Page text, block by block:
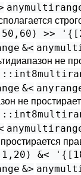
>>
&<
не
&<
не
&<
&>